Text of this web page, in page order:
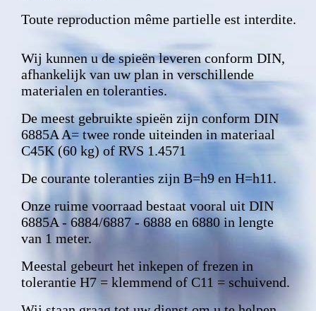
Toute reproduction même partielle est interdite.
Wij kunnen u de spieën leveren conform DIN,
afhankelijk van uw plan in verschillende
materialen en toleranties.
De meest gebruikte spieën zijn conform DIN
6885A A= twee ronde uiteinden in materiaal
C45K (60 kg) of RVS 1.4571
De courante toleranties zijn B=h9 en H=h11.
Onze ruime voorraad bestaat vooral uit DIN
6885A - 6884/6887 - 6888 en 6880 in lengte
van 1 meter.
Meestal gebeurt het inkepen of frezen in
tolerantie H7 = klemmend of C11 = schuivend.